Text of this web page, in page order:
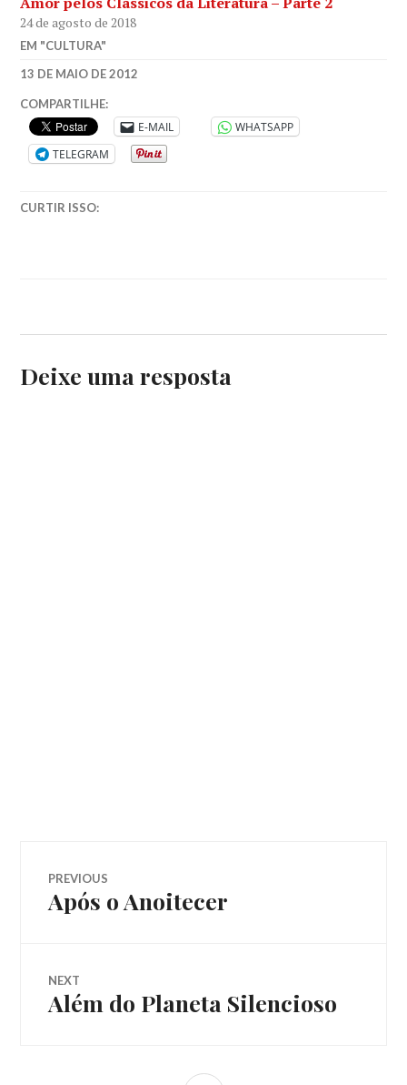
24 de agosto de 2018
EM "CULTURA"
SARAH
13 DE MAIO DE 2012
ROMANCE
COMPARTILHE:
E-MAIL
WHATSAPP
TELEGRAM
CURTIR ISSO:
Deixe uma resposta
Navegação
de
Post
PREVIOUS
Previous
post:
Após o Anoitecer
NEXT
Next
Além do Planeta Silencioso